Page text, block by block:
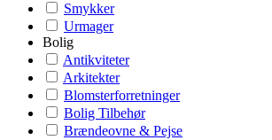
Smykker
Urmager
Bolig
Antikviteter
Arkitekter
Blomsterforretninger
Bolig Tilbehør
Brændeovne & Pejse